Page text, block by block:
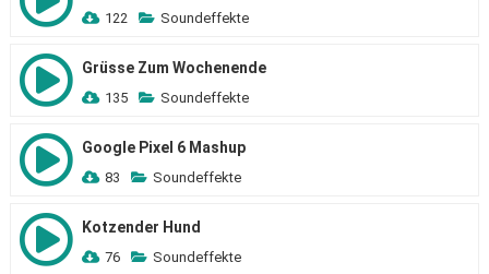
122 Soundeffekte
Grüsse Zum Wochenende
135 Soundeffekte
Google Pixel 6 Mashup
83 Soundeffekte
Kotzender Hund
76 Soundeffekte